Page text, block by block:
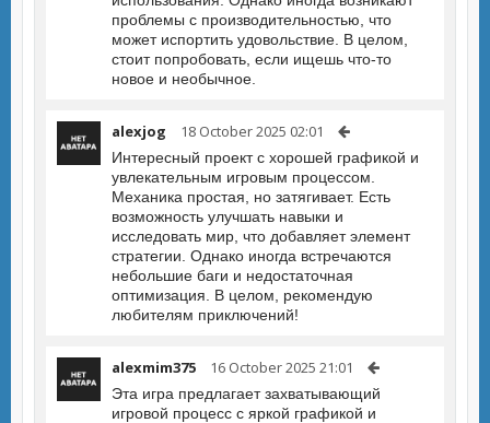
проблемы с производительностью, что
может испортить удовольствие. В целом,
стоит попробовать, если ищешь что-то
новое и необычное.
alexjog 18 October 2025 02:01
Интересный проект с хорошей графикой и
увлекательным игровым процессом.
Механика простая, но затягивает. Есть
возможность улучшать навыки и
исследовать мир, что добавляет элемент
стратегии. Однако иногда встречаются
небольшие баги и недостаточная
оптимизация. В целом, рекомендую
любителям приключений!
alexmim375 16 October 2025 21:01
Эта игра предлагает захватывающий
игровой процесс с яркой графикой и